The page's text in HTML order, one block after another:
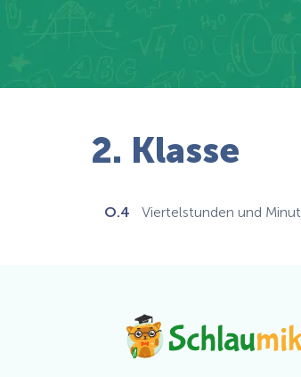
2. Klasse
O.4 Viertelstunden und